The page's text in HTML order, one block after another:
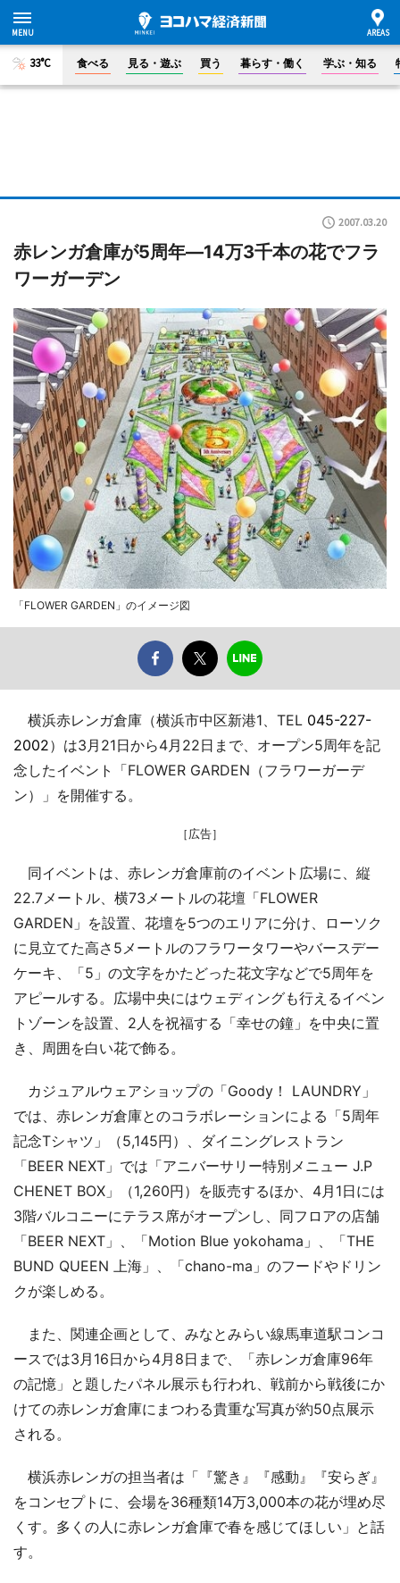
33°C 食べる 見る・遊ぶ 買う 暮らす・働く 学ぶ・知る
2007.03.20
赤レンガ倉庫が5周年―14万3千本の花でフラ
ワーガーデン
「FLOWER GARDEN」のイメージ図
横浜赤レンガ倉庫（横浜市中区新港1、TEL 045-227-
2002）は3月21日から4月22日まで、オープン5周年を記
念したイベント「FLOWER GARDEN（フラワーガーデ
ン）」を開催する。
［広告］
同イベントは、赤レンガ倉庫前のイベント広場に、縦
22.7メートル、横73メートルの花壇「FLOWER
GARDEN」を設置、花壇を5つのエリアに分け、ローソク
に見立てた高さ5メートルのフラワータワーやバースデー
ケーキ、「5」の文字をかたどった花文字などで5周年を
アピールする。広場中央にはウェディングも行えるイベン
トゾーンを設置、2人を祝福する「幸せの鐘」を中央に置
き、周囲を白い花で飾る。
カジュアルウェアショップの「Goody！ LAUNDRY」
では、赤レンガ倉庫とのコラボレーションによる「5周年
記念Tシャツ」（5,145円）、ダイニングレストラン
「BEER NEXT」では「アニバーサリー特別メニュー J.P
CHENET BOX」（1,260円）を販売するほか、4月1日には
3階バルコニーにテラス席がオープンし、同フロアの店舗
「BEER NEXT」、「Motion Blue yokohama」、「THE
BUND QUEEN 上海」、「chano-ma」のフードやドリン
クが楽しめる。
また、関連企画として、みなとみらい線馬車道駅コンコ
ースでは3月16日から4月8日まで、「赤レンガ倉庫96年
の記憶」と題したパネル展示も行われ、戦前から戦後にか
けての赤レンガ倉庫にまつわる貴重な写真が約50点展示
される。
横浜赤レンガの担当者は「『驚き』『感動』『安らぎ』
をコンセプトに、会場を36種類14万3,000本の花が埋め尽
くす。多くの人に赤レンガ倉庫で春を感じてほしい」と話
す。